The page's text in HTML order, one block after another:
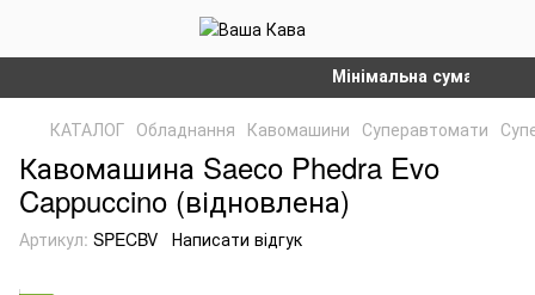
Мінімальна сума
КАТАЛОГ Обладнання Кавомашини Суперавтомати
Кавомашина Saeco Phedra Evo
Cappuccino (відновлена)
Артикул: SPECBV Написати відгук